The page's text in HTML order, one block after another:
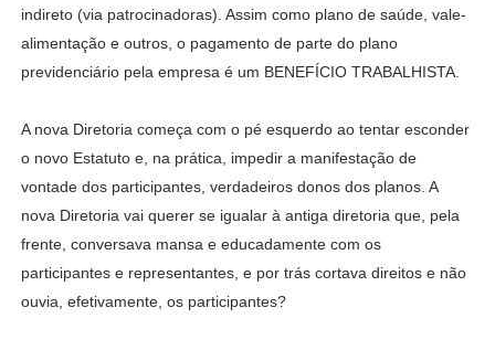
indireto (via patrocinadoras). Assim como plano de saúde, vale-
alimentação e outros, o pagamento de parte do plano
previdenciário pela empresa é um BENEFÍCIO TRABALHISTA.
A nova Diretoria começa com o pé esquerdo ao tentar esconder
o novo Estatuto e, na prática, impedir a manifestação de
vontade dos participantes, verdadeiros donos dos planos. A
nova Diretoria vai querer se igualar à antiga diretoria que, pela
frente, conversava mansa e educadamente com os
participantes e representantes, e por trás cortava direitos e não
ouvia, efetivamente, os participantes?